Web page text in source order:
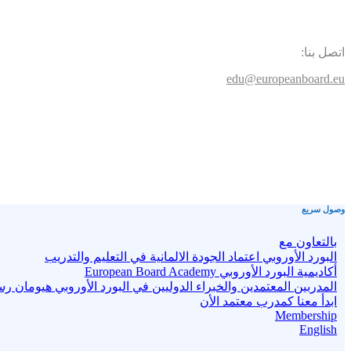
اتصل بنا:
edu@europeanboard.eu
وصول سريع
بالتعاون مع
البورد الأوروبي اعتماد الجودة الالمانية في التعليم والتدريب
أكاديمية البورد الأوروبي European Board Academy
المدربين المعتمدين والخبراء الدوليين في البورد الأوروبي هيومان
ابدأ معنا كمدرب معتمد الأن
Membership
English